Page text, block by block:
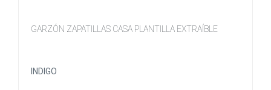
GARZÓN ZAPATILLAS CASA PLANTILLA EXTRAÍBLE
INDIGO